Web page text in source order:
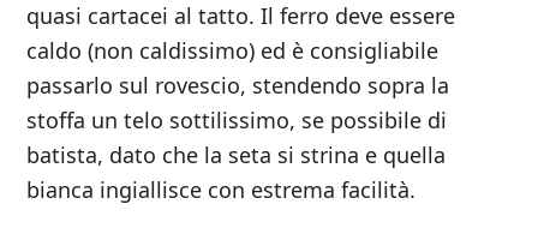
quasi cartacei al tatto. Il ferro deve essere
caldo (non caldissimo) ed è consigliabile
passarlo sul rovescio, stendendo sopra la
stoffa un telo sottilissimo, se possibile di
batista, dato che la seta si strina e quella
bianca ingiallisce con estrema facilità.